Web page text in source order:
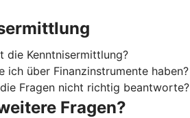
die Kenntnisermittlung?
ich über Finanzinstrumente haben?
Fragen nicht richtig beantworte?
Fragen?